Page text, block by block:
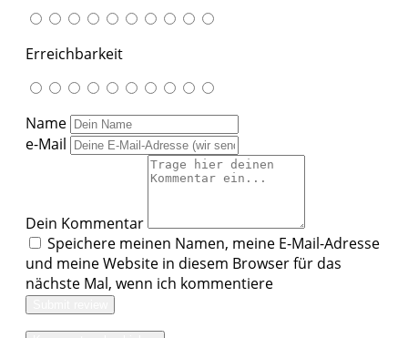
Erreichbarkeit
Name
e-Mail
Dein Kommentar
Speichere meinen Namen, meine E-Mail-Adresse
und meine Website in diesem Browser für das
nächste Mal, wenn ich kommentiere